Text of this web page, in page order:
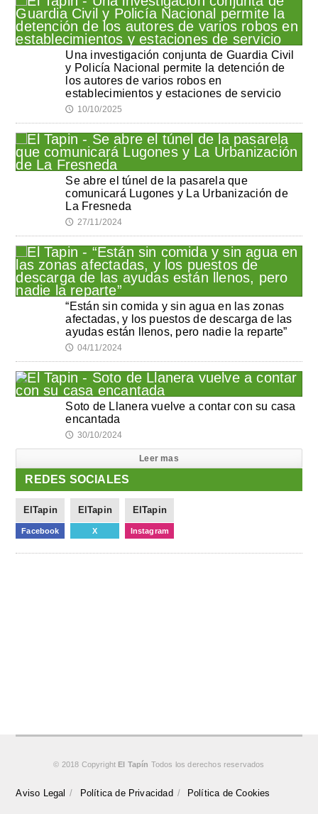
Una investigación conjunta de Guardia Civil
y Policía Nacional permite la detención de
los autores de varios robos en
establecimientos y estaciones de servicio
🕔 10/10/2025
Se abre el túnel de la pasarela que
comunicará Lugones y La Urbanización de
La Fresneda
🕔 27/11/2024
“Están sin comida y sin agua en las zonas
afectadas, y los puestos de descarga de las
ayudas están llenos, pero nadie la reparte”
🕔 04/11/2024
Soto de Llanera vuelve a contar con su casa
encantada
🕔 30/10/2024
Leer mas
REDES SOCIALES
ElTapin
Facebook
ElTapin
X
ElTapin
Instagram
© 2018 Copyright El Tapín Todos los derechos reservados
Aviso Legal Política de Privacidad Política de Cookies